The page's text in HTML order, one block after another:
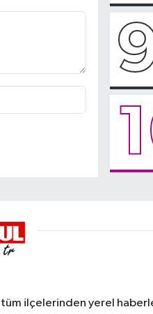
tüm ilçelerinden yerel